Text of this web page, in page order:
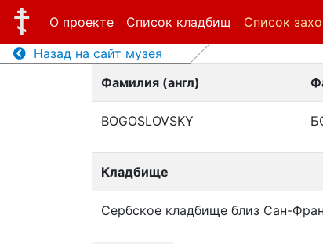
О проекте Список кладбищ Список
Назад на сайт музея
Фамилия (англ)
BOGOSLOVSKY
Кладбище
Сербское кладбище близ Сан-